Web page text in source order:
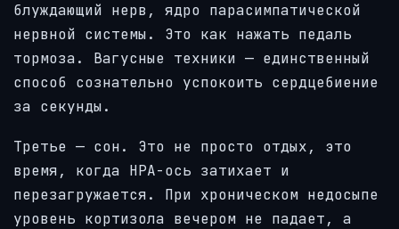
блуждающий нерв, ядро парасимпатической
нервной системы. Это как нажать педаль
тормоза. Вагусные техники — единственный
способ сознательно успокоить сердцебиение
за секунды.
Третье — сон. Это не просто отдых, это
время, когда HPA-ось затихает и
перезагружается. При хроническом недосыпе
уровень кортизола вечером не падает, а